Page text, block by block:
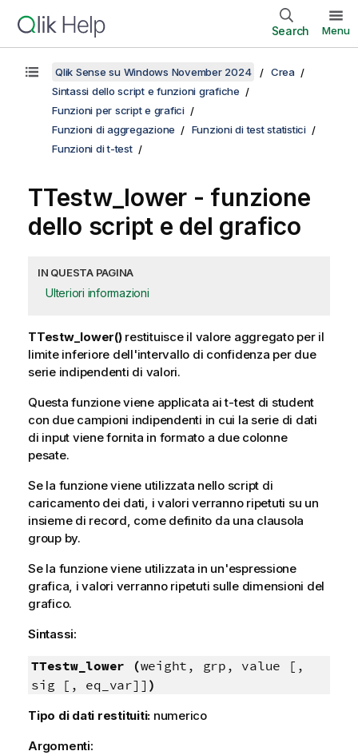
Search Menu
Qlik Sense su Windows November 2024
Crea
Sintassi dello script e funzioni grafiche
Funzioni per script e grafici
Funzioni di aggregazione
Funzioni di test statistici
Funzioni di t-test
TTestw_lower - funzione
dello script e del grafico
IN QUESTA PAGINA
Ulteriori informazioni
TTestw_lower()restituisce il valore aggregato per il
limite inferiore dell'intervallo di confidenza per due
serie indipendenti di valori.
Questa funzione viene applicata ai t-test di student
con due campioni indipendenti in cui la serie di dati
di input viene fornita in formato a due colonne
pesate.
Se la funzione viene utilizzata nello script di
caricamento dei dati, i valori verranno ripetuti su un
insieme di record, come definito da una clausola
group by.
Se la funzione viene utilizzata in un'espressione
grafica, i valori verranno ripetuti sulle dimensioni del
grafico.
Sintassi:
TTestw_lower (weight, grp, value [,
sig [, eq_var]] )
Tipo di dati restituiti: numerico
Argomenti: